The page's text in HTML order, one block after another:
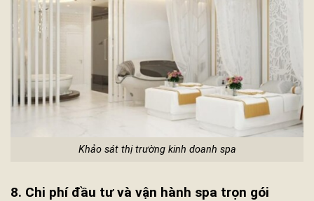
Khảo sát thị trường kinh doanh spa
8. Chi phí đầu tư và vận hành spa trọn gói